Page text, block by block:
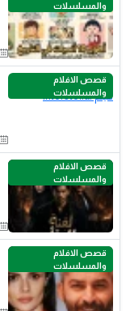
والمسلسلات
قصص الافلام
والمسلسلات
قصص الافلام
والمسلسلات
قصص الافلام
والمسلسلات